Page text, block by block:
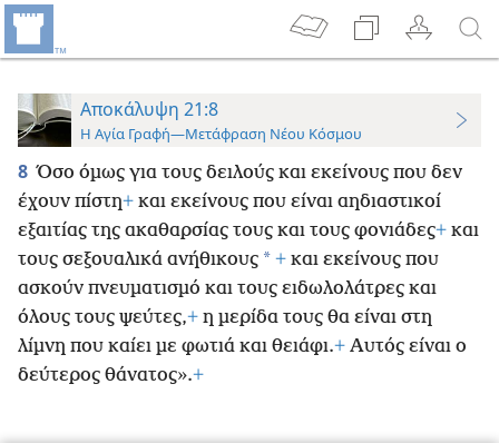
Αποκάλυψη 21:8
Η Αγία Γραφή—Μετάφραση Νέου Κόσμου
8 Όσο όμως για τους δειλούς και εκείνους που δεν
έχουν πίστη+ και εκείνους που είναι αηδιαστικοί
εξαιτίας της ακαθαρσίας τους και τους φονιάδες+ και
τους σεξουαλικά ανήθικους * + και εκείνους που
ασκούν πνευματισμό και τους ειδωλολάτρες και
όλους τους ψεύτες,+ η μερίδα τους θα είναι στη
λίμνη που καίει με φωτιά και θειάφι.+ Αυτός είναι ο
δεύτερος θάνατος».+